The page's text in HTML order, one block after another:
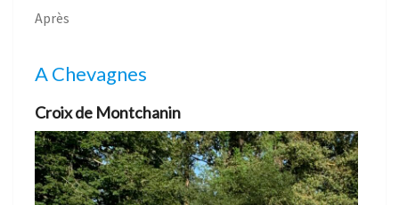
Après
A Chevagnes
Croix de Montchanin